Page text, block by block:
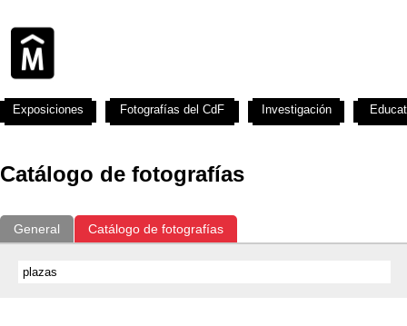
Catálogo de fotografías
General Catálogo de fotografías
Exposiciones Fotografías del CdF Investigación